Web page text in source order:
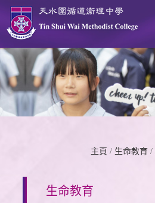
主頁 / 生命教育 /
生命教育